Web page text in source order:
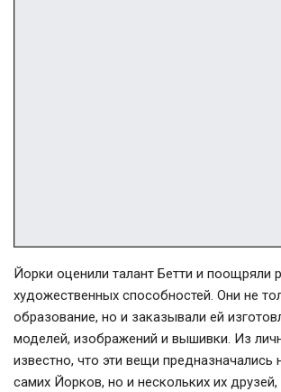
Йорки оценили талант Бетти и поощряли
художественных способностей. Они не
образование, но и заказывали ей
моделей, изображений и вышивки. Из
известно, что эти вещи предназначались
самих Йорков, но и нескольких их